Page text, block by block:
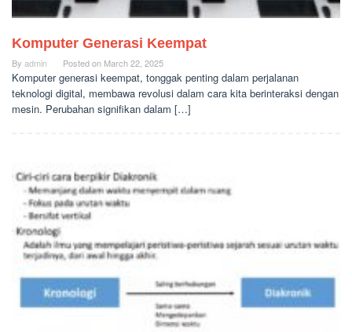
Komputer Generasi Keempat
By admin Posted on March 22, 2025
Komputer generasi keempat, tonggak penting dalam perjalanan
teknologi digital, membawa revolusi dalam cara kita berinteraksi dengan
mesin. Perubahan signifikan dalam […]